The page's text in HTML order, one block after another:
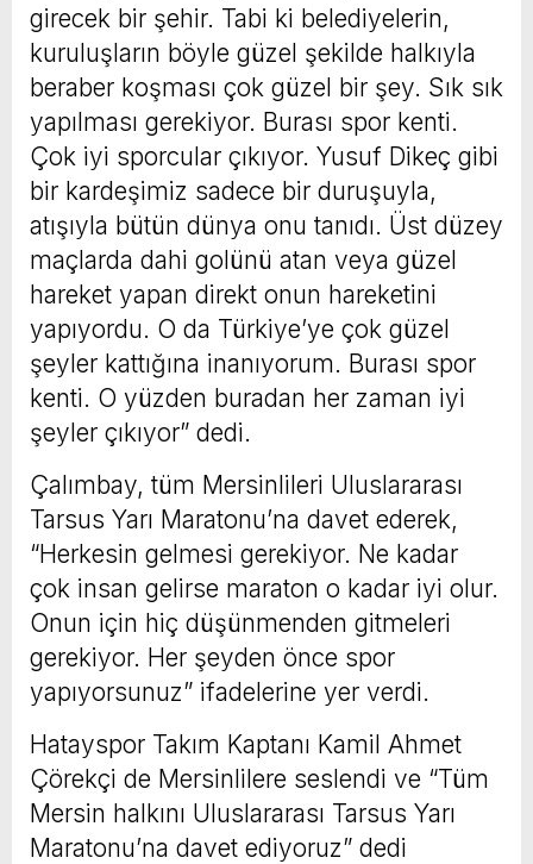
girecek bir şehir. Tabi ki belediyelerin,
kuruluşların böyle güzel şekilde halkıyla
beraber koşması çok güzel bir şey. Sık sık
yapılması gerekiyor. Burası spor kenti.
Çok iyi sporcular çıkıyor. Yusuf Dikeç gibi
bir kardeşimiz sadece bir duruşuyla,
atışıyla bütün dünya onu tanıdı. Üst düzey
maçlarda dahi golünü atan veya güzel
hareket yapan direkt onun hareketini
yapıyordu. O da Türkiye’ye çok güzel
şeyler kattığına inanıyorum. Burası spor
kenti. O yüzden buradan her zaman iyi
şeyler çıkıyor” dedi.
Çalımbay, tüm Mersinlileri Uluslararası
Tarsus Yarı Maratonu’na davet ederek,
“Herkesin gelmesi gerekiyor. Ne kadar
çok insan gelirse maraton o kadar iyi olur.
Onun için hiç düşünmenden gitmeleri
gerekiyor. Her şeyden önce spor
yapıyorsunuz” ifadelerine yer verdi.
Hatayspor Takım Kaptanı Kamil Ahmet
Çörekçi de Mersinlilere seslendi ve “Tüm
Mersin halkını Uluslararası Tarsus Yarı
Maratonu’na davet ediyoruz” dedi